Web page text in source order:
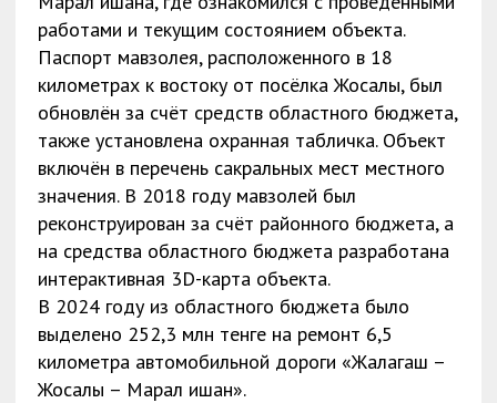
работами и текущим состоянием объекта.
Паспорт мавзолея, расположенного в 18
километрах к востоку от посёлка Жосалы, был
обновлён за счёт средств областного бюджета,
также установлена охранная табличка. Объект
включён в перечень сакральных мест местного
значения. В 2018 году мавзолей был
реконструирован за счёт районного бюджета, а
на средства областного бюджета разработана
интерактивная 3D-карта объекта.
В 2024 году из областного бюджета было
выделено 252,3 млн тенге на ремонт 6,5
километра автомобильной дороги «Жалагаш –
Жосалы – Марал ишан».